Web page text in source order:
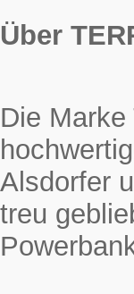
Über
Die
Alsdorfer
treu